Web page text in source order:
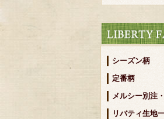
シーズン柄
定番柄
メルシー別注
リバティ生地